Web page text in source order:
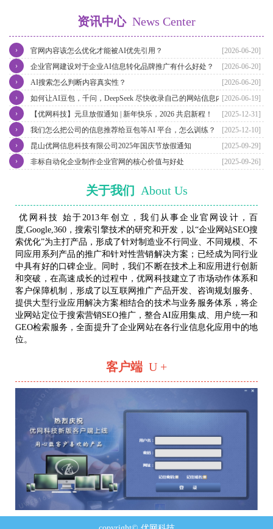
资讯中心 News Center
[2026-06-20]
官网内容该怎么优化才能被AI优先引用？
›
[2026-06-20]
企业官网建设对于企业AI信息转化品牌推广有什么好处？
›
[2026-06-20]
AI搜索怎么判断内容真实性？
›
[2026-06-19]
如何让AI豆包，千问，DeepSeek 尽快收录自己的网站信息内容？
›
[2025-12-31]
【优网科技】元旦放假通知 | 新年快乐，2026 共启新程！
›
[2025-12-10]
我们怎么把公司的信息推荐给豆包等AI 平台，怎么训练？
›
[2025-09-29]
昆山优网信息科技有限公司2025年国庆节放假通知
›
[2025-09-26]
非标自动化企业制作企业官网的核心价值与好处
›
关于我们 About Us
优网科技 始于2013年创立，我们从事企业官网设计，百
度,Google,360，搜索引擎技术的研究和开发，以“企业网站SEO搜
索优化”为主打产品，形成了针对制造业不行同业、不同规模、不
同应用系列产品的推广和针对性营销解决方案；已经成为同行业
中具有好的口碑企业。同时，我们不断在技术上和应用进行创新
和突破，在高速成长的过程中，优网科技建立了市场动作体系和
客户保障机制，形成了以互联网推广产品开发、咨询规划服务、
提供大型行业应用解决方案相结合的技术与业务服务体系，将企
业网站定位于搜索营销SEO推广，整合AI应用集成、用户统一和
GEO检索服务，全面提升了企业网站在各行业信息化应用中的地
位。
客户端 U +